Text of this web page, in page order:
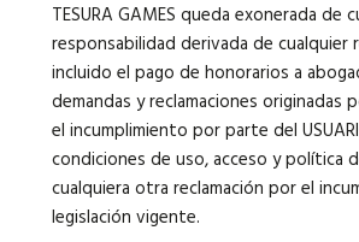
TESURA GAMES queda exonerada de
responsabilidad derivada de cualquier
incluido el pago de honorarios a
demandas y reclamaciones originadas
el incumplimiento por parte del
condiciones de uso, acceso y política
cualquiera otra reclamación por el
legislación vigente.